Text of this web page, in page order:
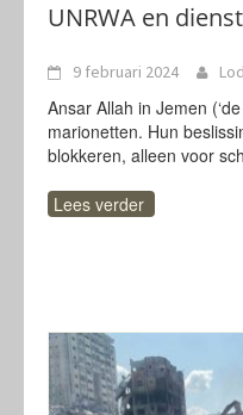
UNRWA en
9 februari 2024
Ansar Allah in Jemen
marionetten. Hun
blokkeren, alleen voor
Lees verder